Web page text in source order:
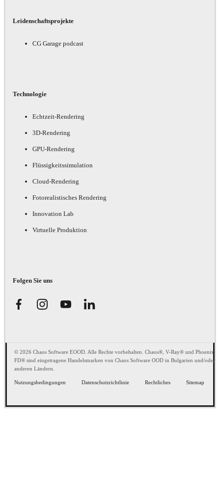
Leidenschaftsprojekte
CG Garage podcast
Technologie
Echtzeit-Rendering
3D-Rendering
GPU-Rendering
Flüssigkeitssimulation
Cloud-Rendering
Fotorealistisches Rendering
Innovation Lab
Virtuelle Produktion
Folgen Sie uns
© 2026 Chaos Software EOOD. Alle Rechte vorbehalten. Chaos®, V-Ray® und Phoenix
FD® sind eingetragene Handelsmarken von Chaos Software OOD in Bulgarien und/oder
anderen Ländern.
Nutzungsbedingungen Datenschutzrichtlinie Rechtliches Sitemap